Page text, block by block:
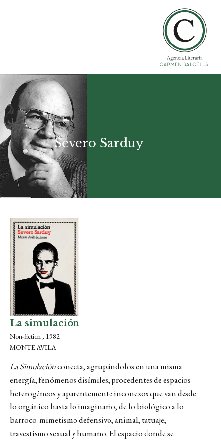
Severo Sarduy
La simulación
Non-fiction , 1982
MONTE AVILA
La Simulaciónconecta, agrupándolos en una misma
energía, fenómenos disímiles, procedentes de espacios
heterogéneos y aparentemente inconexos que van desde
lo orgánico hasta lo imaginario, de lo biológico a lo
barroco: mimetismo defensivo, animal, tatuaje,
travestismo sexual y humano. El espacio donde se